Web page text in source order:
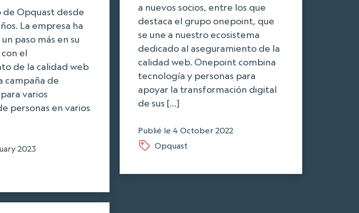
de Opquast desde
La empresa ha
paso más en su
el
de la calidad web
campaña de
varios
personas en varios
2023
a nuevos socios, entre los que
destaca el grupo onepoint, que
se une a nuestro ecosistema
dedicado al aseguramiento de la
calidad web. Onepoint combina
tecnología y personas para
apoyar la transformación digital
de sus […]
Publié le 4 October 2022
Opquast